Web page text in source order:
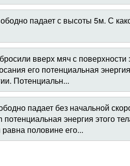
падает с высоты 5м. С
вверх мяч с
его потенциальная
Потенциальн...
падает без начальной
энергия этого
половине его...